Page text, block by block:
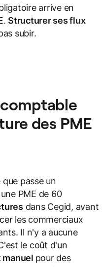
arrive en
Structurer ses flux
subir.
des PME
que passe un
PME de 60
dans Cegid, avant
les commerciaux
Il n'y a aucune
le coût d'un
pour des